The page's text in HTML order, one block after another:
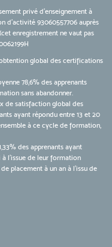
privé d’enseignement à
d’activité 93060557706 auprès
enregistrement ne vaut pas
global des certifications
78,6% des apprenants
sans abandonner.
de satisfaction global des
ayant répondu entre 13 et 20
à ce cycle de formation,
des apprenants ayant
l'issue de leur formation
placement à un an à l'issu de